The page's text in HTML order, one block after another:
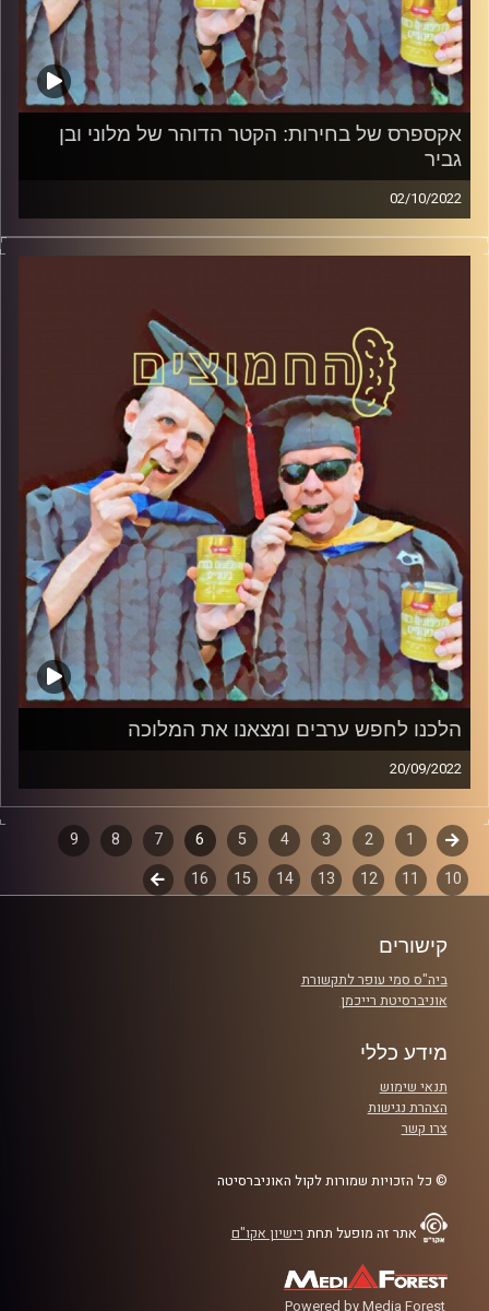
אקספרס של בחירות: הקטר הדוהר של מלוני ובן
גביר
02/10/2022
המערכת הפוליטית על ספת הפסיכולוג, עם פרופסור בועז בן-
דוד ופרופסור גלעד הירשברגר.
הלכנו לחפש ערבים ומצאנו את המלוכה
20/09/2022
המערכת הפוליטית על ספת הפסיכולוג, עם פרופסור בועז בן-
דוד ופרופסור גלעד הירשברגר
אורח מיוחד: ד"ר שלמה אגוז, המכללה אקדמית הדסה.
דפדוף
פרקים
קודם 1
2
3
4
5
6
7
8
9
10
11
12
13
14
15
16
לשלב
קישורים
ביה"ס סמי עופר לתקשורת
אוניברסיטת רייכמן
מידע כללי
תנאי שימוש
הצהרת נגישות
צרו קשר
© כל הזכויות שמורות לקול האוניברסיטה
אתר זה מופעל תחת רישיון אקו"ם
Powered by Media Forest